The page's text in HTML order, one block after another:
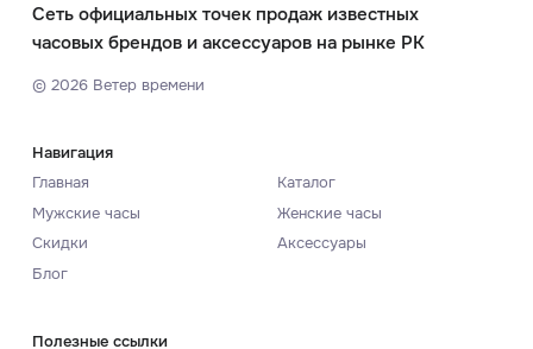
Сеть официальных точек продаж известных
часовых брендов и аксессуаров на рынке РК
© 2026Ветер времени
Навигация
Главная
Каталог
Мужские часы
Женские часы
Скидки
Аксессуары
Блог
Полезные ссылки